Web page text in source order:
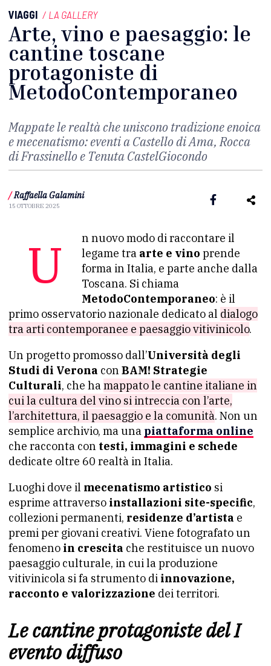
VIAGGI / LA GALLERY
Arte, vino e paesaggio: le
cantine toscane
protagoniste di
MetodoContemporaneo
Mappate le realtà che uniscono tradizione enoica
e mecenatismo: eventi a Castello di Ama, Rocca
di Frassinello e Tenuta CastelGiocondo
/ Raffaella Galamini
15 OTTOBRE 2025
Un nuovo modo di raccontare il legame tra arte e vino prende
forma in Italia, e parte anche dalla
Toscana. Si chiama
MetodoContemporaneo: è il
primo osservatorio nazionale dedicato al dialogo
tra arti contemporanee e paesaggio vitivinicolo.
Un progetto promosso dall’Università degli
Studi di Verona con BAM! Strategie
Culturali, che hamappato le cantine italiane in
cui la cultura del vino si intreccia con l’arte,
l’architettura, il paesaggio e la comunità. Non un
semplice archivio, ma una piattaforma online
che racconta con testi, immagini e schede
dedicate oltre 60 realtà in Italia.
Luoghi dove il mecenatismo artistico si
esprime attraverso installazioni site-specific,
collezioni permanenti, residenze d’artista e
premi per giovani creativi. Viene fotografato un
fenomeno in crescita che restituisce un nuovo
paesaggio culturale, in cui la produzione
vitivinicola si fa strumento di innovazione,
racconto e valorizzazione dei territori.
Le cantine protagoniste del I
evento diffuso